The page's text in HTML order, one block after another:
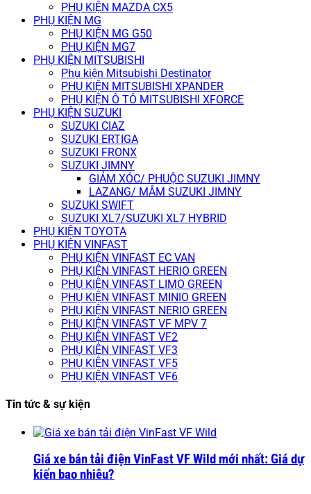
PHỤ KIỆN MAZDA CX5
PHỤ KIỆN MG
PHỤ KIỆN MG G50
PHỤ KIỆN MG7
PHỤ KIỆN MITSUBISHI
Phụ kiện Mitsubishi Destinator
PHỤ KIỆN MITSUBISHI XPANDER
PHỤ KIỆN Ô TÔ MITSUBISHI XFORCE
PHỤ KIỆN SUZUKI
SUZUKI CIAZ
SUZUKI ERTIGA
SUZUKI FRONX
SUZUKI JIMNY
GIẢM XÓC/ PHUỘC SUZUKI JIMNY
LAZANG/ MÂM SUZUKI JIMNY
SUZUKI SWIFT
SUZUKI XL7/SUZUKI XL7 HYBRID
PHỤ KIỆN TOYOTA
PHỤ KIỆN VINFAST
PHỤ KIỆN VINFAST EC VAN
PHỤ KIỆN VINFAST HERIO GREEN
PHỤ KIỆN VINFAST LIMO GREEN
PHỤ KIỆN VINFAST MINIO GREEN
PHỤ KIỆN VINFAST NERIO GREEN
PHỤ KIỆN VINFAST VF MPV 7
PHỤ KIỆN VINFAST VF2
PHỤ KIỆN VINFAST VF3
PHỤ KIỆN VINFAST VF5
PHỤ KIỆN VINFAST VF6
Tin tức & sự kiện
Giá xe bán tải điện VinFast VF Wild mới nhất: Giá dự
kiến bao nhiêu?